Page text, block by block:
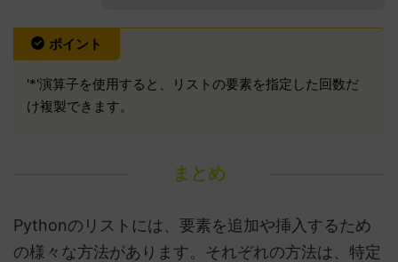
ポイント
'*'演算子を使用すると、リストの要素を指定した回数だ
け複製できます。
まとめ
Pythonのリストには、要素を追加や挿入するため
の様々な方法があります。それぞれの方法は、特定